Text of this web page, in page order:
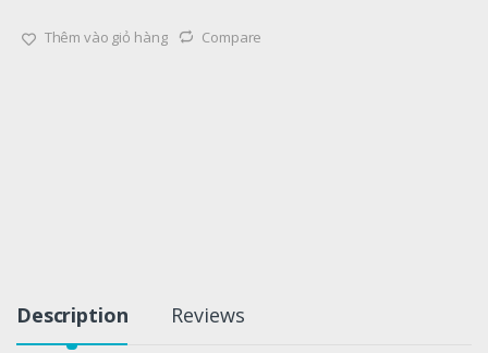
Thêm vào giỏ hàng Compare
Description Reviews